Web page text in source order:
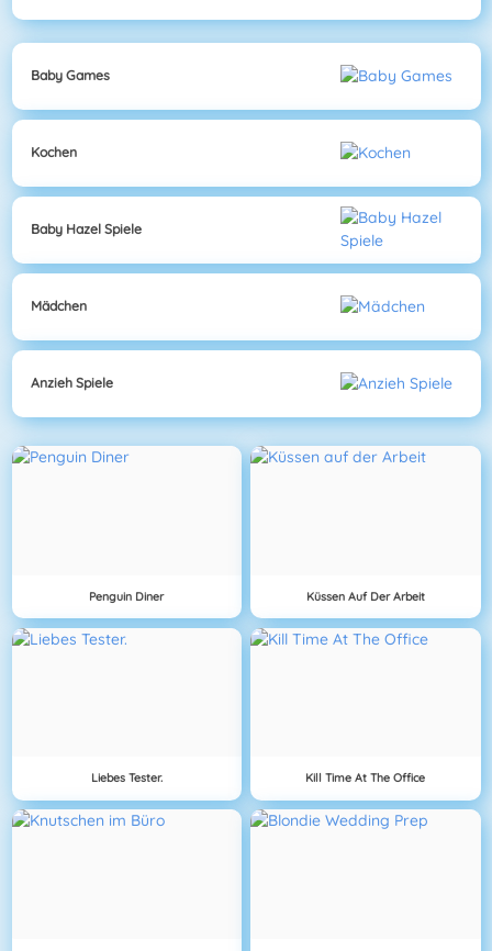
Baby Games
Kochen
Baby Hazel Spiele
Mädchen
Anzieh Spiele
Penguin Diner Küssen Auf Der Arbeit
Liebes Tester. Kill Time At The Office